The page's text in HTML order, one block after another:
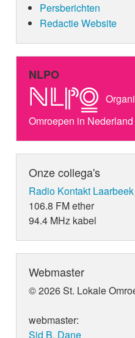
Persberichten
Redactie Website
NLPO
Omroepen in Nederland
Onze collega's
Radio Kontakt Laarbeek
106.8 FM ether
94.4 MHz kabel
Webmaster
© 2026 St. Lokale
webmaster:
Sid B. Dane